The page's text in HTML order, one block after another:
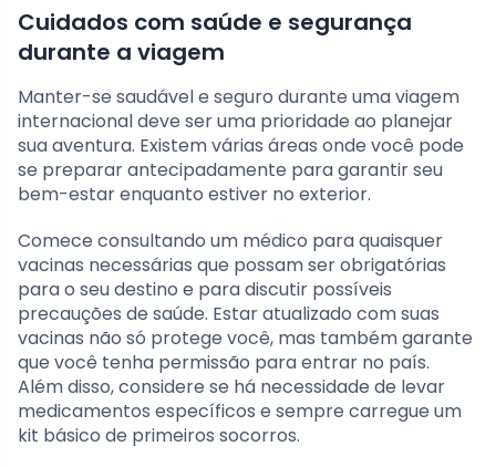
Cuidados com saúde e segurança
durante a viagem
Manter-se saudável e seguro durante uma viagem
internacional deve ser uma prioridade ao planejar
sua aventura. Existem várias áreas onde você pode
se preparar antecipadamente para garantir seu
bem-estar enquanto estiver no exterior.
Comece consultando um médico para quaisquer
vacinas necessárias que possam ser obrigatórias
para o seu destino e para discutir possíveis
precauções de saúde. Estar atualizado com suas
vacinas não só protege você, mas também garante
que você tenha permissão para entrar no país.
Além disso, considere se há necessidade de levar
medicamentos específicos e sempre carregue um
kit básico de primeiros socorros.